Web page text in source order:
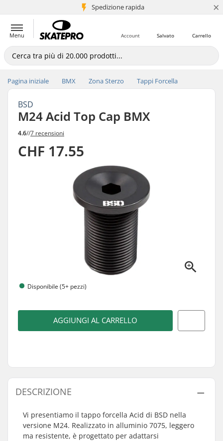
Spedizione rapida
+5 mln di clienti ×
Menu Carrello
Salvato
Account
Pagina iniziale BMX Zona Sterzo Tappi Forcella
BSD
M24 Acid Top Cap BMX
4.6//7 recensioni
CHF 17.55
Disponibile (5+ pezzi)
AGGIUNGI AL CARRELLO
DESCRIZIONE
Vi presentiamo il tappo forcella Acid di BSD nella
versione M24. Realizzato in alluminio 7075, leggero
ma resistente, è progettato per adattarsi